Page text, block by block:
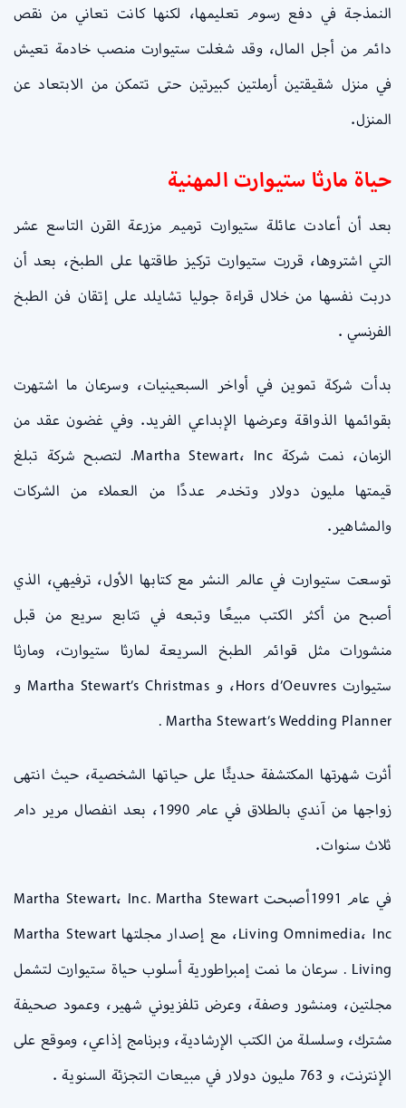
النمذجة في دفع رسوم تعليمها، لكنها كانت تعاني من نقص
دائم من أجل المال، وقد شغلت ستيوارت منصب خادمة تعيش
في منزل شقيقتين أرملتين كبيرتين حتى تتمكن من الابتعاد عن
المنزل.
حياة مارثا ستيوارت المهنية
بعد أن أعادت عائلة ستيوارت ترميم مزرعة القرن التاسع عشر
التي اشتروها، قررت ستيوارت تركيز طاقتها على الطبخ، بعد أن
دربت نفسها من خلال قراءة جوليا تشايلد على إتقان فن الطبخ
الفرنسي .
بدأت شركة تموين في أواخر السبعينيات، وسرعان ما اشتهرت
بقوائمها الذواقة وعرضها الإبداعي الفريد. وفي غضون عقد من
الزمان، نمت شركة Martha Stewart، Inc. لتصبح شركة تبلغ
قيمتها مليون دولار وتخدم عددًا من العملاء من الشركات
والمشاهير.
توسعت ستيوارت في عالم النشر مع كتابها الأول، ترفيهي، الذي
أصبح من أكثر الكتب مبيعًا وتبعه في تتابع سريع من قبل
منشورات مثل قوائم الطبخ السريعة لمارثا ستيوارت، ومارثا
ستيوارت Hors d’Oeuvres، و Martha Stewart’s Christmas و
Martha Stewart’s Wedding Planner .
أثرت شهرتها المكتشفة حديثًا على حياتها الشخصية، حيث انتهى
زواجها من آندي بالطلاق في عام 1990، بعد انفصال مرير دام
ثلاث سنوات.
في عام 1991أصبحت Martha Stewart، Inc. Martha Stewart
Living Omnimedia، Inc، مع إصدار مجلتها Martha Stewart
Living . سرعان ما نمت إمبراطورية أسلوب حياة ستيوارت لتشمل
مجلتين، ومنشور وصفة، وعرض تلفزيوني شهير، وعمود صحيفة
مشترك، وسلسلة من الكتب الإرشادية، وبرنامج إذاعي، وموقع على
الإنترنت، و 763 مليون دولار في مبيعات التجزئة السنوية .